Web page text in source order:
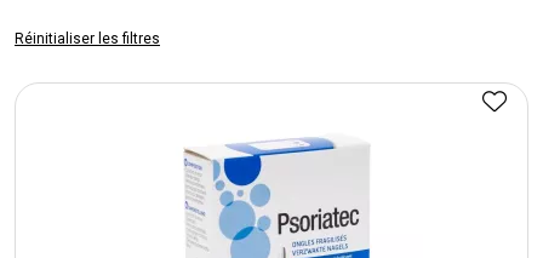
Réinitialiser les filtres